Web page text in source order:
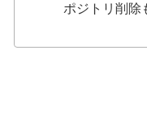
ポジトリ削除